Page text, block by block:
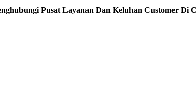
Pusat Layanan Dan Keluhan Customer Di